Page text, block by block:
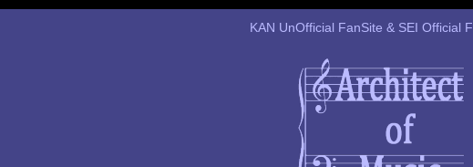
KAN UnOfficial FanSite & SEI Official